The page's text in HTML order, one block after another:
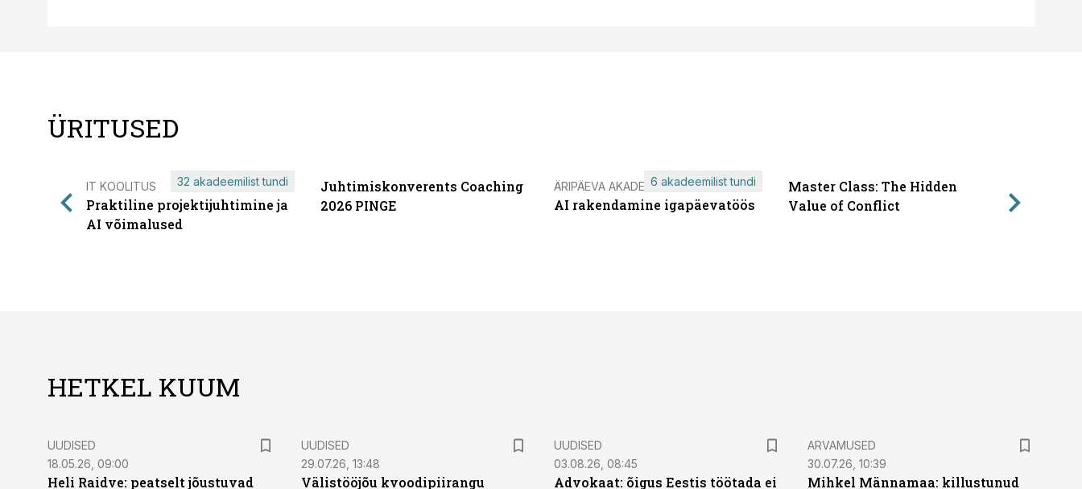
ÜRITUSED
IT KOOLITUS
Praktiline projektijuhtimine ja
AI võimalused
32 akadeemilist tundi
Juhtimiskonverents Coaching
2026 PINGE
ÄRIPÄEVA AKADEEMIA
AI rakendamine igapäevatöös
6 akadeemilist tundi
Master Class: The Hidden
Value of Conflict
HETKEL KUUM
UUDISED
18.05.26, 09:00
Heli Raidve: peatselt jõustuvad
UUDISED
29.07.26, 13:48
Välistööjõu kvoodipiirangu
UUDISED
03.08.26, 08:45
Advokaat: õigus Eestis töötada ei
ARVAMUSED
30.07.26, 10:39
Mihkel Männamaa: killustunud